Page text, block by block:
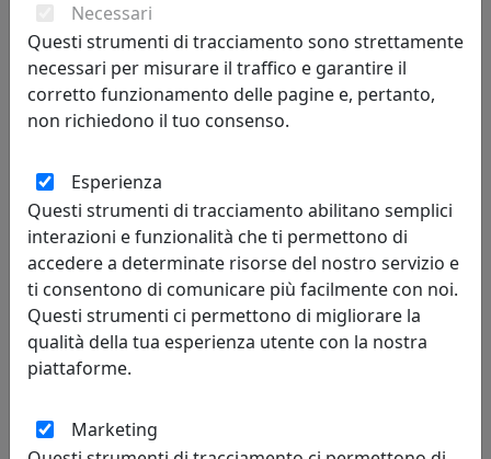
BILANCERE COLLEZIONE L'AQUILA C165
Ferroluce
900,00 €
Necessari
Questi strumenti di tracciamento sono strettamente
necessari per misurare il traffico e garantire il
corretto funzionamento delle pagine e, pertanto,
non richiedono il tuo consenso.
Esperienza
Questi strumenti di tracciamento abilitano semplici
interazioni e funzionalità che ti permettono di
accedere a determinate risorse del nostro servizio e
ti consentono di comunicare più facilmente con noi.
Questi strumenti ci permettono di migliorare la
qualità della tua esperienza utente con la nostra
piattaforme.
Marketing